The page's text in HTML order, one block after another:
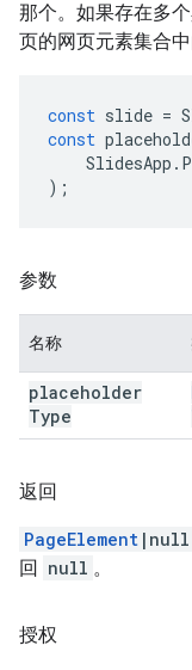
那个。如果存在多
页的网页元素集合中
const slide =
const
SlidesApp .
);
参数
名称
placeholder
Type
返回
PageElement |null
回 null 。
授权